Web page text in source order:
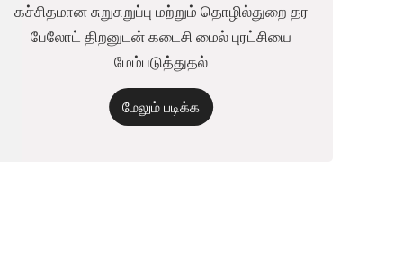
கச்சிதமான சுறுசுறுப்பு மற்றும் தொழில்துறை தர
பேலோட் திறனுடன் கடைசி மைல் புரட்சியை
மேம்படுத்துதல்
மேலும் படிக்க